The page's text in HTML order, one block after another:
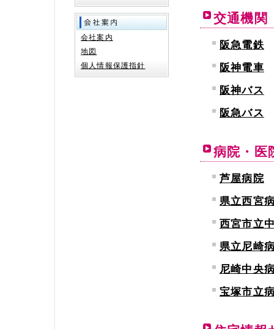
交通機関
阪急電鉄
阪神電車
阪神バス
阪急バス
病院・医
芦屋病院
県立西宮
西宮市立
県立尼崎
尼崎中央
宝塚市立
会社案内
地図
個人情報保護指針